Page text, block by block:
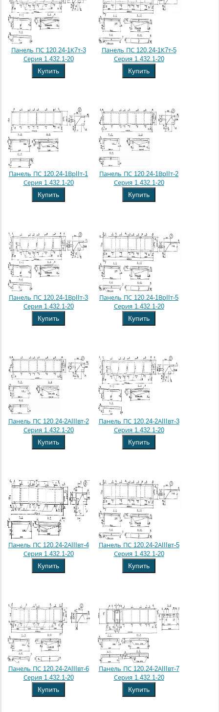
Панель ПС 120.24-1К7т-3
Серия 1.432.1-20
Купить
Панель ПС 120.24-1К7т-5
Серия 1.432.1-20
Купить
Панель ПС 120.24-1ВрIIт-1
Серия 1.432.1-20
Купить
Панель ПС 120.24-1ВрIIт-2
Серия 1.432.1-20
Купить
Панель ПС 120.24-1ВрIIт-3
Серия 1.432.1-20
Купить
Панель ПС 120.24-1ВрIIт-5
Серия 1.432.1-20
Купить
Панель ПС 120.24-2АIIIвт-2
Серия 1.432.1-20
Купить
Панель ПС 120.24-2АIIIвт-3
Серия 1.432.1-20
Купить
Панель ПС 120.24-2АIIIвт-4
Серия 1.432.1-20
Купить
Панель ПС 120.24-2АIIIвт-5
Серия 1.432.1-20
Купить
Панель ПС 120.24-2АIIIвт-6
Серия 1.432.1-20
Купить
Панель ПС 120.24-2АIIIвт-7
Серия 1.432.1-20
Купить